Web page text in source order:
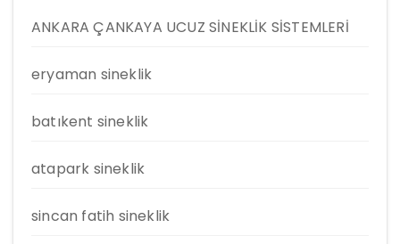
ANKARA ÇANKAYA UCUZ SİNEKLİK SİSTEMLERİ
eryaman sineklik
batıkent sineklik
atapark sineklik
sincan fatih sineklik